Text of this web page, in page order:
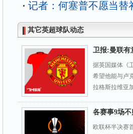
记者：何塞普不愿当替
其它英超球队动态
卫报:曼联有
据英国媒体《
希望他能与卢
拉格斯拉维亚
各赛事9场
欧联杯半决赛